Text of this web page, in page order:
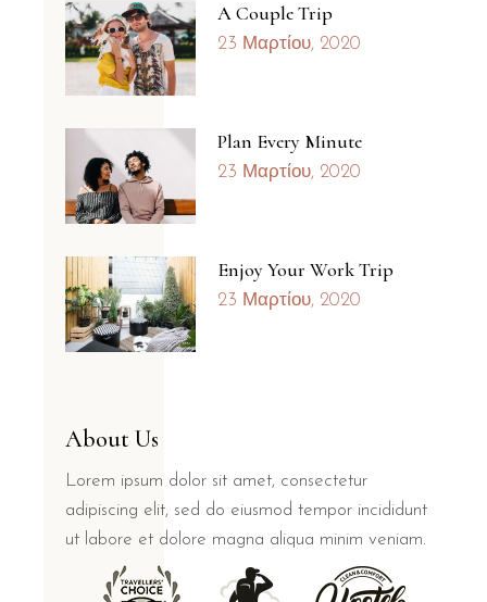
A Couple Trip
23 Μαρτίου, 2020
Plan Every Minute
23 Μαρτίου, 2020
Enjoy Your Work Trip
23 Μαρτίου, 2020
About Us
Lorem ipsum dolor sit amet, consectetur
adipiscing elit, sed do eiusmod tempor incididunt
ut labore et dolore magna aliqua minim veniam.